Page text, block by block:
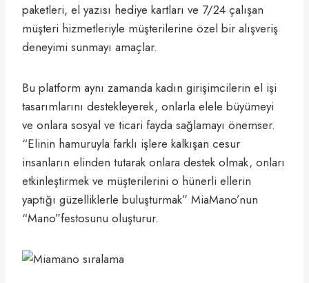
paketleri, el yazısı hediye kartları ve 7/24 çalışan
müşteri hizmetleriyle müşterilerine özel bir alışveriş
deneyimi sunmayı amaçlar.
Bu platform aynı zamanda kadın girişimcilerin el işi
tasarımlarını destekleyerek, onlarla elele büyümeyi
ve onlara sosyal ve ticari fayda sağlamayı önemser.
“Elinin hamuruyla farklı işlere kalkışan cesur
insanların elinden tutarak onlara destek olmak, onları
etkinleştirmek ve müşterilerini o hünerli ellerin
yaptığı güzelliklerle buluşturmak” MiaMano’nun
“Mano”festosunu oluşturur.